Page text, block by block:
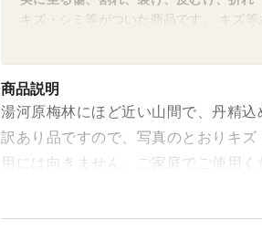
キズ・シミ等がついた商品です。 キズ
商品説明
湯河原梅林にほど近い山間で、丹精
訳あり品ですので、写真のとおりキ
用には向きません。ご家庭でご使用く